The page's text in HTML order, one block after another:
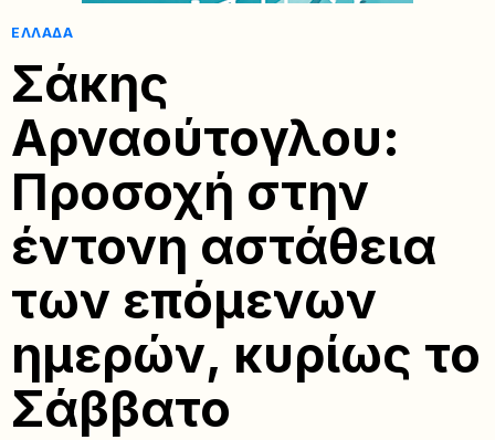
ΕΛΛΆΔΑ
Σάκης
Αρναούτογλου:
Προσοχή στην
έντονη αστάθεια
των επόμενων
ημερών, κυρίως το
Σάββατο